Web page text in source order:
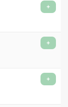
+
+
+